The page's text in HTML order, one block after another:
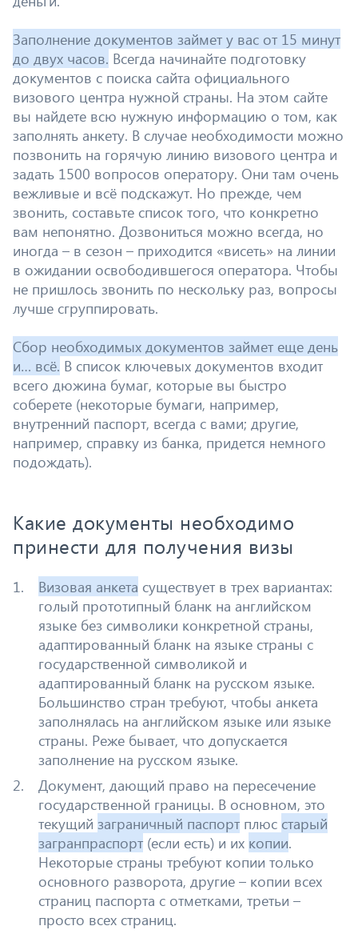
Заполнение документов займет у вас от 15 минут
до двух часов. Всегда начинайте подготовку
документов с поиска сайта официального
визового центра нужной страны. На этом сайте
вы найдете всю нужную информацию о том, как
заполнять анкету. В случае необходимости можно
позвонить на горячую линию визового центра и
задать 1500 вопросов оператору. Они там очень
вежливые и всё подскажут. Но прежде, чем
звонить, составьте список того, что конкретно
вам непонятно. Дозвониться можно всегда, но
иногда – в сезон – приходится «висеть» на линии
в ожидании освободившегося оператора. Чтобы
не пришлось звонить по нескольку раз, вопросы
лучше сгруппировать.
Сбор необходимых документов займет еще день
и… всё. В список ключевых документов входит
всего дюжина бумаг, которые вы быстро
соберете (некоторые бумаги, например,
внутренний паспорт, всегда с вами; другие,
например, справку из банка, придется немного
подождать).
Какие документы необходимо
принести для получения визы
Визовая анкета существует в трех вариантах:
голый прототипный бланк на английском
языке без символики конкретной страны,
адаптированный бланк на языке страны с
государственной символикой и
адаптированный бланк на русском языке.
Большинство стран требуют, чтобы анкета
заполнялась на английском языке или языке
страны. Реже бывает, что допускается
заполнение на русском языке.
Документ, дающий право на пересечение
государственной границы. В основном, это
текущий заграничный паспорт плюс старый
загранпраспорт (если есть) и их копии.
Некоторые страны требуют копии только
основного разворота, другие – копии всех
страниц паспорта с отметками, третьи –
просто всех страниц.